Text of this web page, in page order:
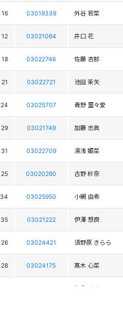
16 03019339 外谷 若菜
12 03021064 井口 花
18 03022746 佐藤 杏那
21 03022721 池田 茉矢
24 03025707 青野 里々愛
29 03021749 加藤 志眞
31 03022709 湯浅 姫菜
25 03020260 古野 紗奈
34 03025950 小網 由希
35 03021222 伊澤 想良
26 03024421 須野原 きらら
28 03024175 髙木 心菜
塩島 ゆめ